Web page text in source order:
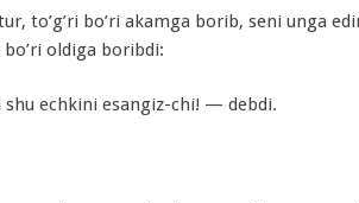
to’g’ri bo’ri akamga borib, seni unga
oldiga boribdi:
shu echkini esangiz-chi! — debdi.